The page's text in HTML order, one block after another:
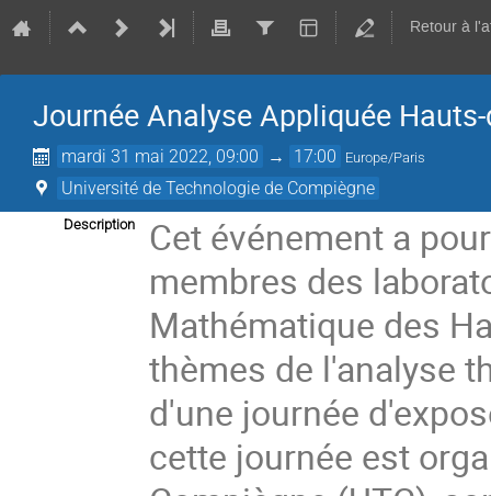
Retour à
Journée Analyse Appliquée
mardi 31 mai 2022, 09:00 → 17:00 Europe/Paris
Université de Technologie de Compiègne
Description
Cet événement a
membres des
Mathématique des
thèmes de l'analyse
d'une journée
cette journée est